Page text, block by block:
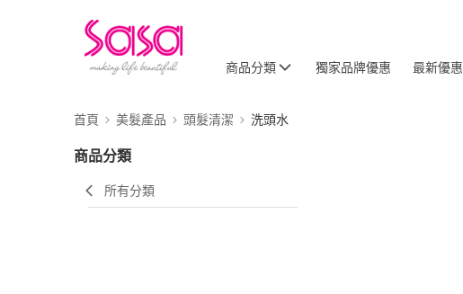
商品分類 獨家品牌優惠 最新優惠
首頁 美髮產品 頭髮清潔 洗頭水
商品分類
所有分類